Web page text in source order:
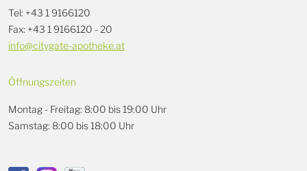
Tel: +43 1 9166120
Fax: +43 1 9166120 - 20
info@citygate-apotheke.at
Öffnungszeiten
Montag - Freitag: 8:00 bis 19:00 Uhr
Samstag: 8:00 bis 18:00 Uhr